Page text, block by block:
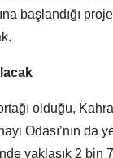
başlandığı
olduğu,
Odası’nın da
yaklaşık 2 bin